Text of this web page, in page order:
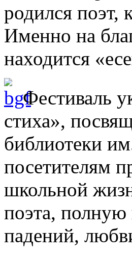
родился поэт,
Именно на
находится
Фестиваль
стиха»,
библиотеки
посетителям
школьной
поэта, полную
падений,